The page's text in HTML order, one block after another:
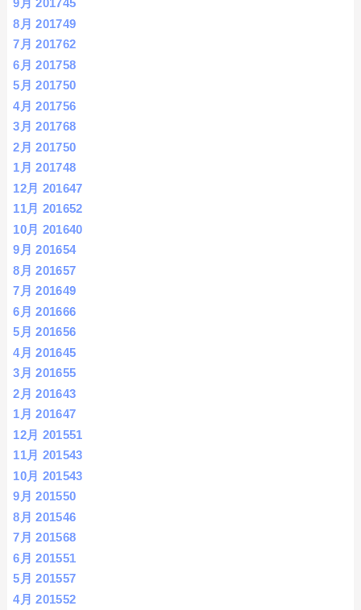
9月 201745
8月 201749
7月 201762
6月 201758
5月 201750
4月 201756
3月 201768
2月 201750
1月 201748
12月 201647
11月 201652
10月 201640
9月 201654
8月 201657
7月 201649
6月 201666
5月 201656
4月 201645
3月 201655
2月 201643
1月 201647
12月 201551
11月 201543
10月 201543
9月 201550
8月 201546
7月 201568
6月 201551
5月 201557
4月 201552